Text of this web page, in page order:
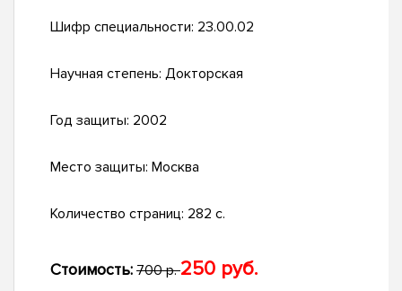
Шифр специальности: 23.00.02
Научная степень: Докторская
Год защиты: 2002
Место защиты: Москва
Количество страниц: 282 с.
Стоимость: 700 р.250 руб.